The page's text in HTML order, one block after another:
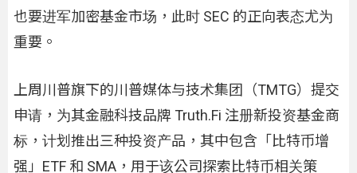
也要进军加密基金市场，此时 SEC 的正向表态尤为
重要。
上周川普旗下的川普媒体与技术集团（TMTG）提交
申请，为其金融科技品牌 Truth.Fi 注册新投资基金商
标，计划推出三种投资产品，其中包含「比特币增
强」ETF 和 SMA，用于该公司探索比特币相关策